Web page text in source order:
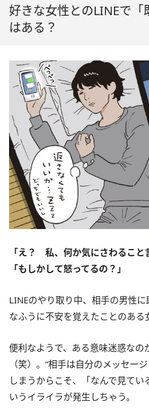
好きな女性とのLINEで「
はある？
「え？ 私、何か気にさわること
「もしかして怒ってるの？」
LINEのやり取り中、相手の男性
なふうに不安を覚えたことのある
便利なようで、ある意味迷惑なの
（笑）。“相手は自分のメッセー
しまうからこそ、「なんで見てい
いうイライラが発生しちゃう。